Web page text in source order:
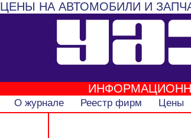
ЦЕНЫ НА АВТОМОБИЛИ И
О журнале Реестр фирм Цены